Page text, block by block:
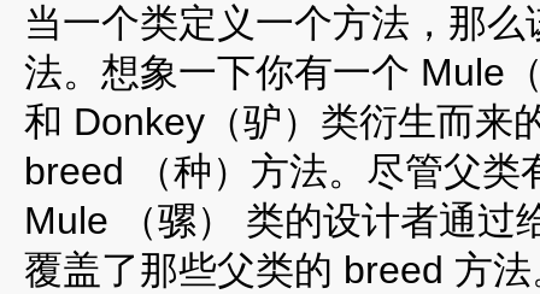
当一个类定义一个方法，那
法。想象一下你有一个 Mule
和 Donkey（驴）类衍生而来
breed （种）方法。尽管父
Mule （骡） 类的设计者通过
覆盖了那些父类的 breed 方